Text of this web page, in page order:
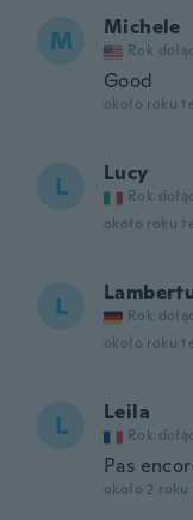
M Michele
Rok
Good
około roku
L Lucy
Rok
około roku
L Rok
około roku
L Leila
Rok
Pas
około 2